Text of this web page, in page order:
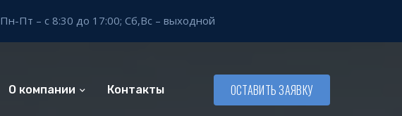
Пн-Пт – с 8:30 до 17:00; Сб,Вс – выходной
О компании Контакты ОСТАВИТЬ ЗАЯВКУ